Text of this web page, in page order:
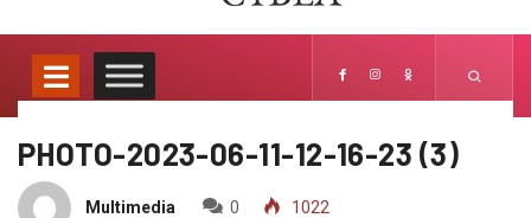
Home Media PHOTO-2023-06-11-12-16-23 (3)
PHOTO-2023-06-11-12-16-23 (3)
Multimedia 0 1022